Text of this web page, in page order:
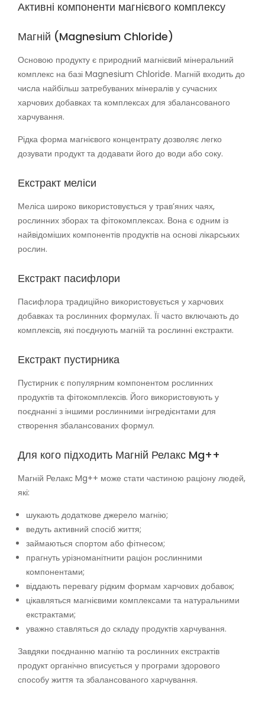
Активні компоненти магнієвого комплексу
Магній (Magnesium Chloride)
Основою продукту є природний магнієвий мінеральний
комплекс на базі Magnesium Chloride. Магній входить до
числа найбільш затребуваних мінералів у сучасних
харчових добавках та комплексах для збалансованого
харчування.
Рідка форма магнієвого концентрату дозволяє легко
дозувати продукт та додавати його до води або соку.
Екстракт меліси
Меліса широко використовується у трав’яних чаях,
рослинних зборах та фітокомплексах. Вона є одним із
найвідоміших компонентів продуктів на основі лікарських
рослин.
Екстракт пасифлори
Пасифлора традиційно використовується у харчових
добавках та рослинних формулах. Її часто включають до
комплексів, які поєднують магній та рослинні екстракти.
Екстракт пустирника
Пустирник є популярним компонентом рослинних
продуктів та фітокомплексів. Його використовують у
поєднанні з іншими рослинними інгредієнтами для
створення збалансованих формул.
Для кого підходить Магній Релакс Mg++
Магній Релакс Mg++ може стати частиною раціону людей,
які:
шукають додаткове джерело магнію;
ведуть активний спосіб життя;
займаються спортом або фітнесом;
прагнуть урізноманітнити раціон рослинними
компонентами;
віддають перевагу рідким формам харчових добавок;
цікавляться магнієвими комплексами та натуральними
екстрактами;
уважно ставляться до складу продуктів харчування.
Завдяки поєднанню магнію та рослинних екстрактів
продукт органічно вписується у програми здорового
способу життя та збалансованого харчування.